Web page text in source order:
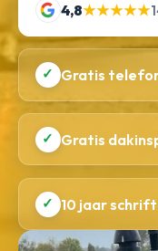
4,8★★★★★
✓ Gratis
✓ Gratis
✓ 10 jaar